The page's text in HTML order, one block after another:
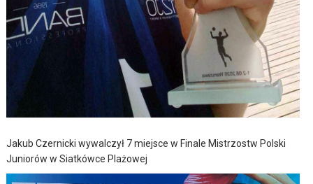
Jakub Czernicki wywalczył 7 miejsce w Finale Mistrzostw Polski
Juniorów w Siatkówce Plażowej